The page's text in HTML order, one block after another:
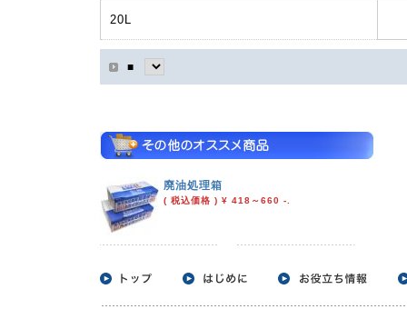
20L
■
廃油処理箱
( 税込価格 ) ¥ 418～660 -.